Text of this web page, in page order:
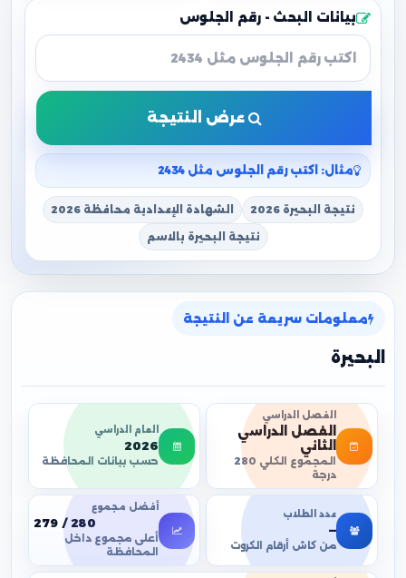
بيانات البحث - رقم الجلوس
عرض النتيجة
مثال: اكتب رقم الجلوس مثل 2434
نتيجة البحيرة 2026 الشهادة الإعدادية محافظة 2026
نتيجة البحيرة بالاسم
معلومات سريعة عن النتيجة
البحيرة
الفصل الدراسي
الفصل الدراسي
الثاني
المجموع الكلي 280
درجة
العام الدراسي
2026
حسب بيانات المحافظة
عدد الطلاب
—
من كاش أرقام الكروت
أفضل مجموع
279 / 280
أعلى مجموع داخل
المحافظة